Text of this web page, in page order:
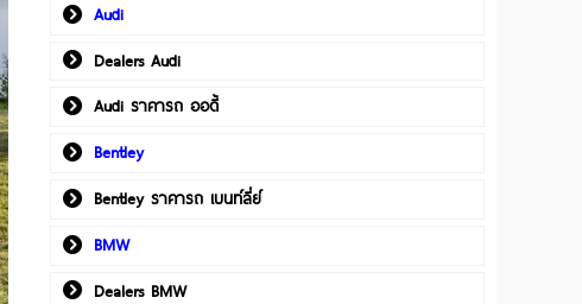
Audi
Dealers Audi
Audi ราคารถ ออดี้
Bentley
Bentley ราคารถ เบนท์ลี่ย์
BMW
Dealers BMW